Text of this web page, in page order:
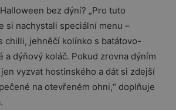
bez dýní? „Pro tuto
si nachystali speciální menu –
chilli, jehněčí kolínko s batátovo-
a dýňový koláč. Pokud zrovna dýním
vyzvat hostinského a dát si zdejší
na otevřeném ohni,“ doplňuje